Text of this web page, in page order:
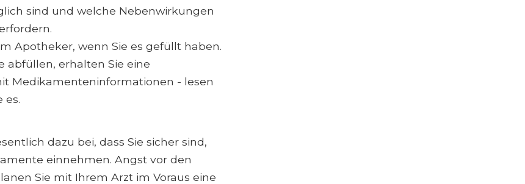
sind und welche Nebenwirkungen
Apotheker, wenn Sie es gefüllt haben.
abfüllen, erhalten Sie eine
Medikamenteninformationen - lesen
es.
dazu bei, dass Sie sicher sind,
einnehmen. Angst vor den
Sie mit Ihrem Arzt im Voraus eine